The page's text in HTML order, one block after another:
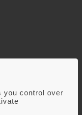
you control over